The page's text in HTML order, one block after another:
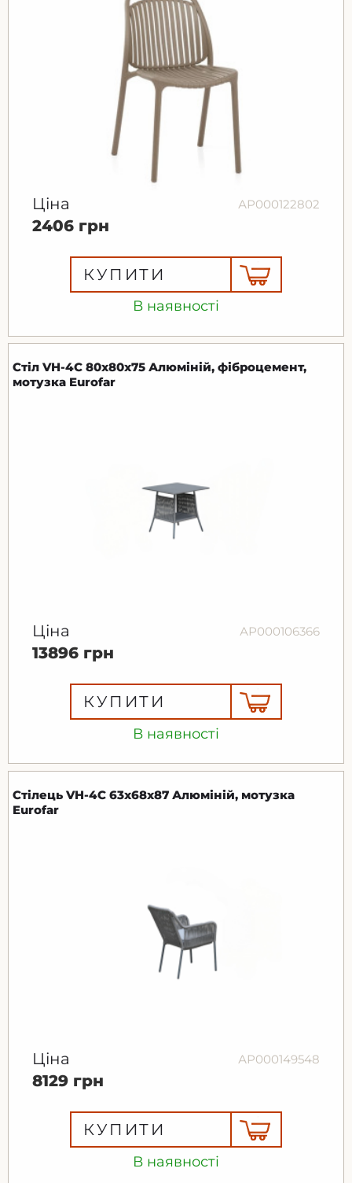
В наявності
Ціна АР000122802
2406 грн
КУПИТИ
В наявності
Стіл VH-4C 80х80х75 Алюміній, фіброцемент,
мотузка Eurofar
Ціна АР000106366
13896 грн
КУПИТИ
В наявності
Стілець VH-4C 63х68х87 Алюміній, мотузка
Eurofar
Ціна АР000149548
8129 грн
КУПИТИ